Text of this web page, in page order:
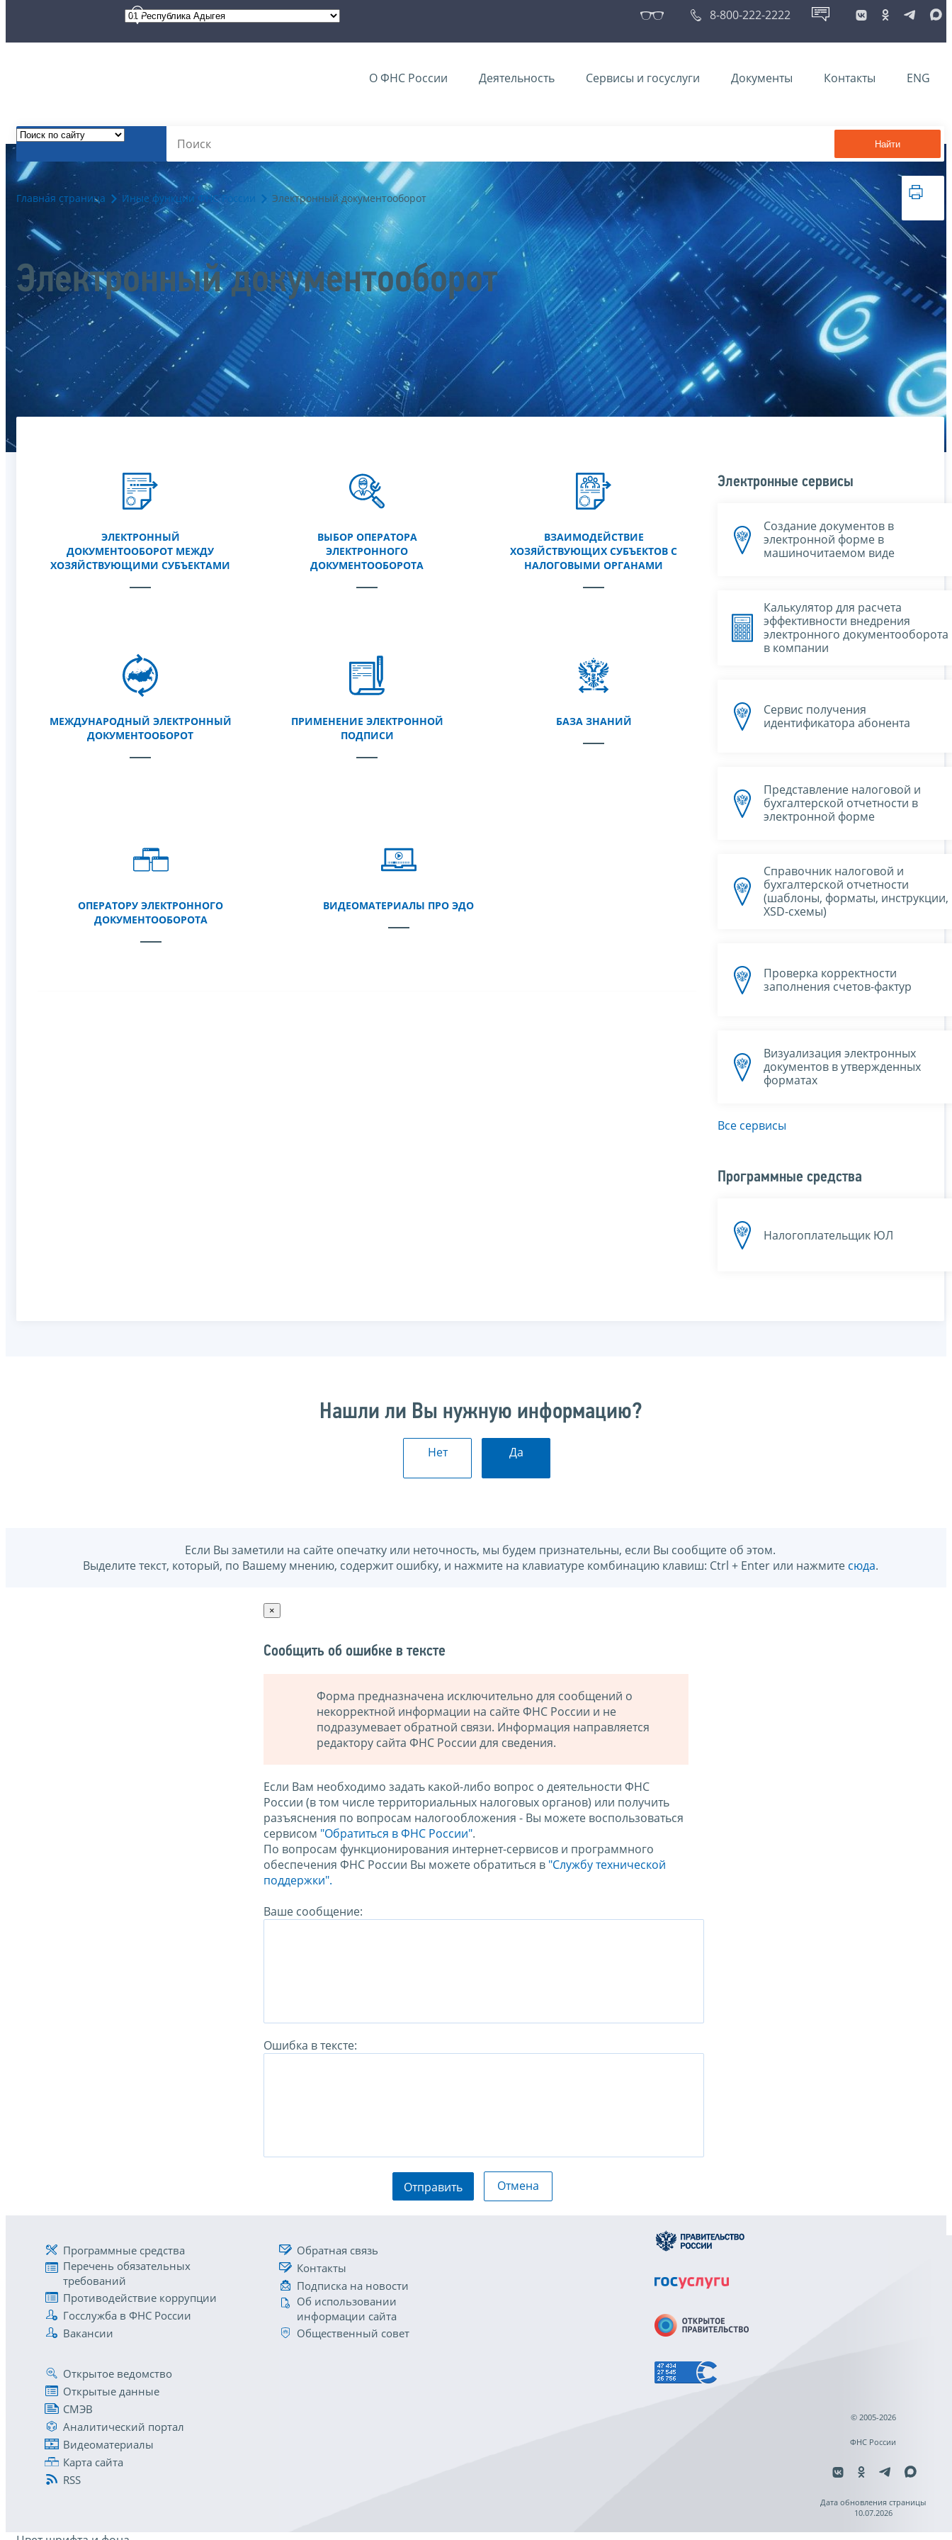
8-800-222-2222
О ФНС России Деятельность Сервисы и госуслуги Документы Контакты ENG
Найти
Главная страница Иные функции ФНС России Электронный документооборот
Электронный документооборот
ЭЛЕКТРОННЫЙ
ДОКУМЕНТООБОРОТ МЕЖДУ
ХОЗЯЙСТВУЮЩИМИ СУБЪЕКТАМИ
ВЫБОР ОПЕРАТОРА
ЭЛЕКТРОННОГО
ДОКУМЕНТООБОРОТА
ВЗАИМОДЕЙСТВИЕ
ХОЗЯЙСТВУЮЩИХ СУБЪЕКТОВ С
НАЛОГОВЫМИ ОРГАНАМИ
МЕЖДУНАРОДНЫЙ ЭЛЕКТРОННЫЙ
ДОКУМЕНТООБОРОТ
ПРИМЕНЕНИЕ ЭЛЕКТРОННОЙ
ПОДПИСИ
БАЗА ЗНАНИЙ
ОПЕРАТОРУ ЭЛЕКТРОННОГО
ДОКУМЕНТООБОРОТА
ВИДЕОМАТЕРИАЛЫ ПРО ЭДО
Электронные сервисы
Создание документов в
электронной форме в
машиночитаемом виде
Калькулятор для расчета
эффективности внедрения
электронного документооборота
в компании
Сервис получения
идентификатора абонента
Представление налоговой и
бухгалтерской отчетности в
электронной форме
Справочник налоговой и
бухгалтерской отчетности
(шаблоны, форматы, инструкции,
XSD-схемы)
Проверка корректности
заполнения счетов-фактур
Визуализация электронных
документов в утвержденных
форматах
Все сервисы
Программные средства
Налогоплательщик ЮЛ
Нашли ли Вы нужную информацию?
Нет Да
Если Вы заметили на сайте опечатку или неточность, мы будем признательны, если Вы сообщите об этом.
Выделите текст, который, по Вашему мнению, содержит ошибку, и нажмите на клавиатуре комбинацию клавиш: Ctrl + Enter или нажмите сюда.
×
Сообщить об ошибке в тексте
Форма предназначена исключительно для сообщений о
некорректной информации на сайте ФНС России и не
подразумевает обратной связи. Информация направляется
редактору сайта ФНС России для сведения.
Если Вам необходимо задать какой-либо вопрос о деятельности ФНС
России (в том числе территориальных налоговых органов) или получить
разъяснения по вопросам налогообложения - Вы можете воспользоваться
сервисом "Обратиться в ФНС России".
По вопросам функционирования интернет-сервисов и программного
обеспечения ФНС России Вы можете обратиться в "Службу технической
поддержки".
Ваше сообщение:
Ошибка в тексте:
Отправить Отмена
Программные средства
Перечень обязательных
требований
Противодействие коррупции
Госслужба в ФНС России
Вакансии
Обратная связь
Контакты
Подписка на новости
Об использовании
информации сайта
Общественный совет
Открытое ведомство
Открытые данные
СМЭВ
Аналитический портал
Видеоматериалы
Карта сайта
RSS
© 2005-2026
ФНС России
Дата обновления страницы
10.07.2026